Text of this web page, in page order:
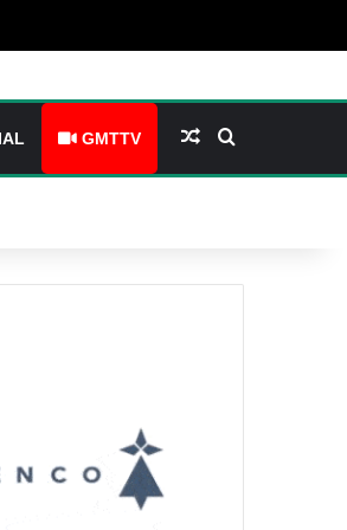
GMTTV Article Aléatoire